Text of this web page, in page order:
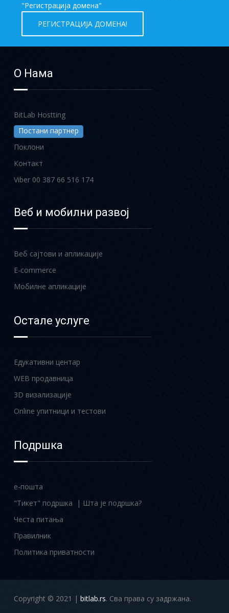
"Регистрација домена"
РЕГИСТРАЦИЈА ДОМЕНА!
О Нама
BitLab Hostting
Постани партнер
Поклони
Контакт
Viber 00 387 66 516 174
Веб и мобилни развој
Веб сајтови и апликације
E-commerce
Мобилне апликације
Остале услуге
Едукативни центар
WEB продавница
3D визализације
Online упитници и тестови
Подршка
e-пошта
"Тикет" подршка | Шта је подршка?
Честа питања
Правилник
Политика приватности
Copyright © 2021 | bitlab.rs. Сва права су задржана.